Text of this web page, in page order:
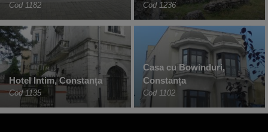
Cod 1182 Cod 1236
Hotel Intim, Constanța
Cod 1135
Casa cu Bowinduri,
Constanța
Cod 1102